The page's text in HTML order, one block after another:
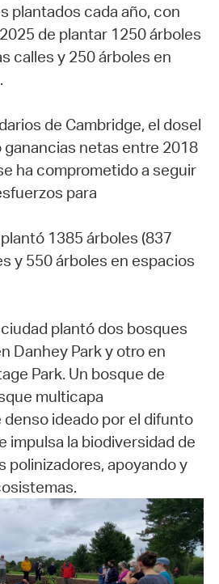
plantados cada año, con
de plantar 1250 árboles
calles y 250 árboles en
de Cambridge, el dosel
netas entre 2018
ha comprometido a seguir
para
1385 árboles (837
y 550 árboles en espacios
ciudad plantó dos bosques
Danhey Park y otro en
Park. Un bosque de
multicapa
ideado por el difunto
impulsa la biodiversidad de
polinizadores, apoyando y